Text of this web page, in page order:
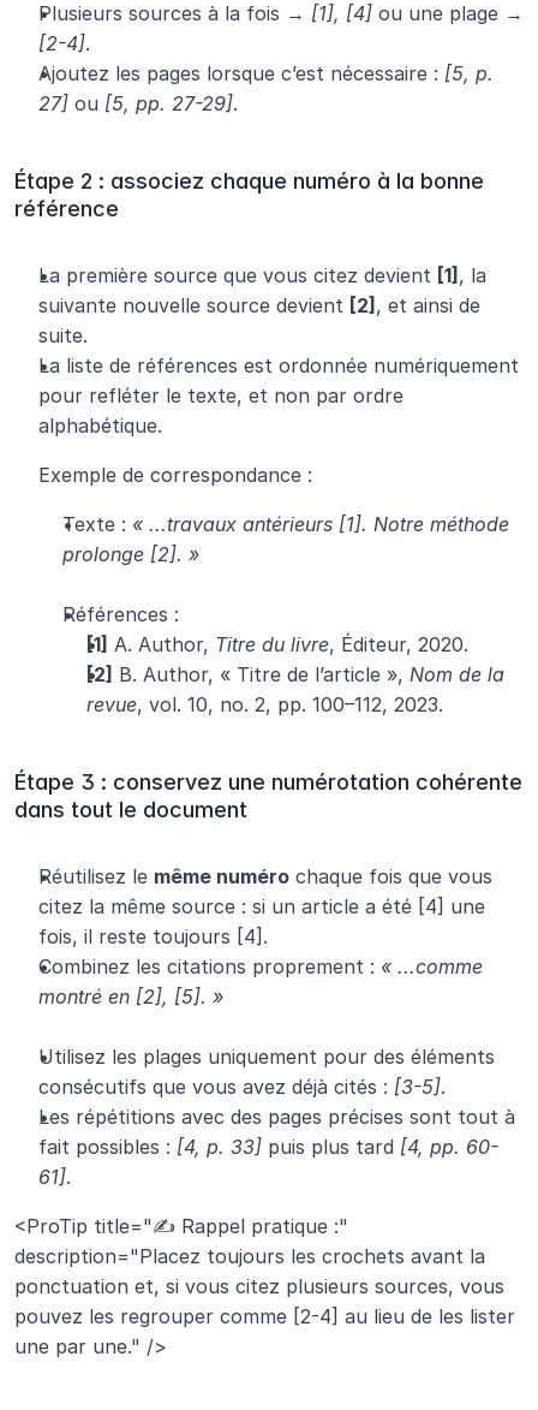
Plusieurs sources à la fois → [1], [4]
[2-4].
Ajoutez les pages lorsque c’est nécessaire : [5, p.
27] ou [5, pp. 27-29].
Étape 2 : associez chaque numéro à la bonne
référence
La première source que vous citez devient [1] , la
suivante nouvelle source devient [2] , et ainsi de
suite.
La liste de références est ordonnée numériquement
pour refléter le texte, et non par ordre
alphabétique.
Exemple de correspondance :
Texte : « ...travaux antérieurs [1]. Notre méthode
prolonge [2]. »
Références :
[1] A. Author, Titre du livre, Éditeur, 2020.
[2] B. Author, « Titre de l’article », Nom de la
revue, vol. 10, no. 2, pp. 100–112, 2023.
Étape 3 : conservez une numérotation cohérente
dans tout le document
Réutilisez le même numéro chaque fois que vous
citez la même source : si un article a été [4] une
fois, il reste toujours [4].
Combinez les citations proprement : « ...comme
montré en [2], [5]. »
Utilisez les plages uniquement pour des éléments
consécutifs que vous avez déjà cités : [3-5].
Les répétitions avec des pages précises sont tout à
fait possibles : [4, p. 33] puis plus tard [4, pp. 60-
61].
<ProTip title="✍️ Rappel pratique :"
description="Placez toujours les crochets avant la
ponctuation et, si vous citez plusieurs sources, vous
pouvez les regrouper comme [2-4] au lieu de les lister
une par une." />